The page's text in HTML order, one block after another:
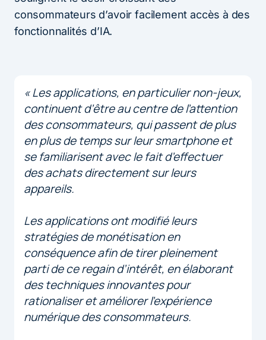
consommateurs d’avoir facilement accès à des
fonctionnalités d’IA.
« Les applications, en particulier non-jeux,
continuent d’être au centre de l’attention
des consommateurs, qui passent de plus
en plus de temps sur leur smartphone et
se familiarisent avec le fait d’effectuer
des achats directement sur leurs
appareils.
Les applications ont modifié leurs
stratégies de monétisation en
conséquence afin de tirer pleinement
parti de ce regain d’intérêt, en élaborant
des techniques innovantes pour
rationaliser et améliorer l’expérience
numérique des consommateurs.